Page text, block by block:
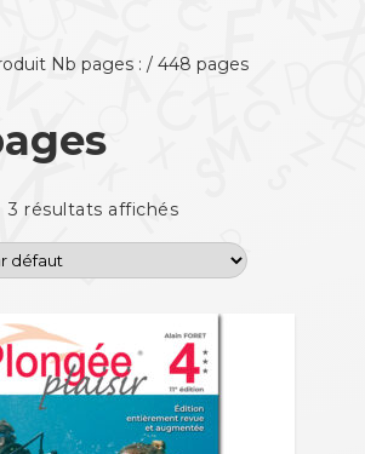
Nb pages : / 448 pages
3 résultats affichés